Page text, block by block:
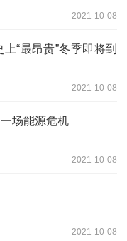
2021-10-08
“最昂贵”冬季即将到
2021-10-08
场能源危机
2021-10-08
2021-10-08